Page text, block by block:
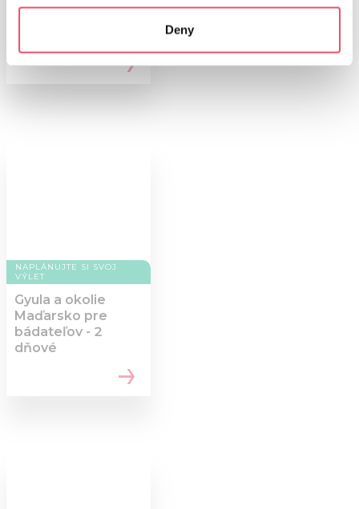
which can be accurate to within several meters
Identify your device by actively scanning it for
specific characteristics (fingerprinting)
Find out more about how your personal data is processed
Deny
festival maďarskej
NAPLÁNUJTE SI SVOJ
VÝLET
Gyula a okolie
Maďarsko pre
bádateľov - 2
dňové